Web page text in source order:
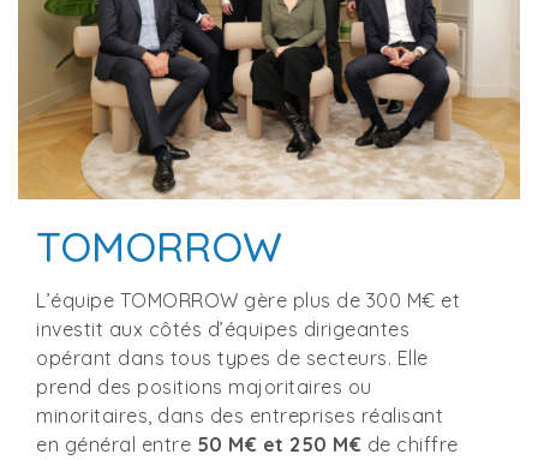
TOMORROW
L’équipe TOMORROW gère plus de 300 M€ et
investit aux côtés d’équipes dirigeantes
opérant dans tous types de secteurs. Elle
prend des positions majoritaires ou
minoritaires, dans des entreprises réalisant
en général entre 50 M€ et 250 M€ de chiffre